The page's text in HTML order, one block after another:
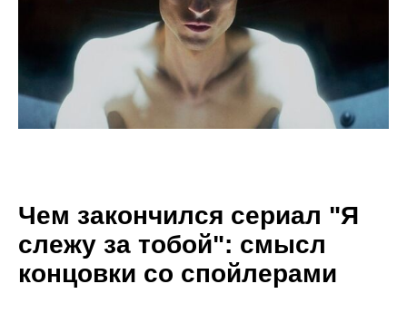
Чем закончился сериал "Я
слежу за тобой": смысл
концовки со спойлерами